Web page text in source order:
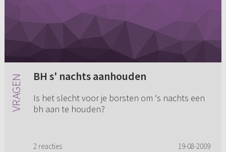
BH s' nachts aanhouden
Is het slecht voor je borsten om ‘s nachts een
bh aan te houden?
2 reacties 19-08-2009